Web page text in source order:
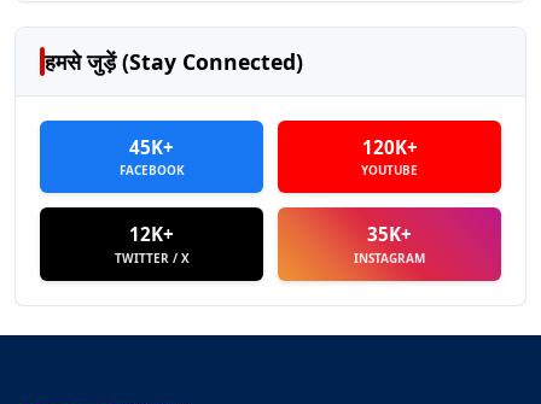
हमसे जुड़ें (Stay Connected)
45K+
FACEBOOK
120K+
YOUTUBE
12K+
TWITTER / X
35K+
INSTAGRAM